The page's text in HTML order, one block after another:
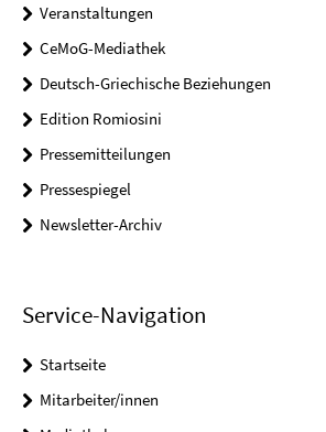
Veranstaltungen
CeMoG-Mediathek
Deutsch-Griechische Beziehungen
Edition Romiosini
Pressemitteilungen
Pressespiegel
Newsletter-Archiv
Service-Navigation
Startseite
Mitarbeiter/innen